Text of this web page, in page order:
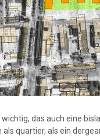
wichtig, das auch eine
quartier, als ein